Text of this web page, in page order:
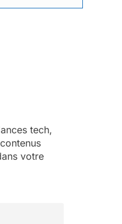
tech,
votre